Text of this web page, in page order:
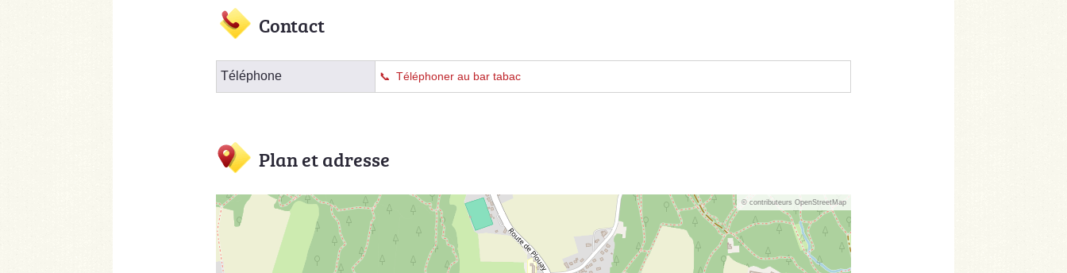
Contact
Téléphone Téléphoner au bar tabac
Plan et adresse
© contributeurs OpenStreetMap